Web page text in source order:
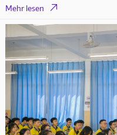
Mehr lesen 